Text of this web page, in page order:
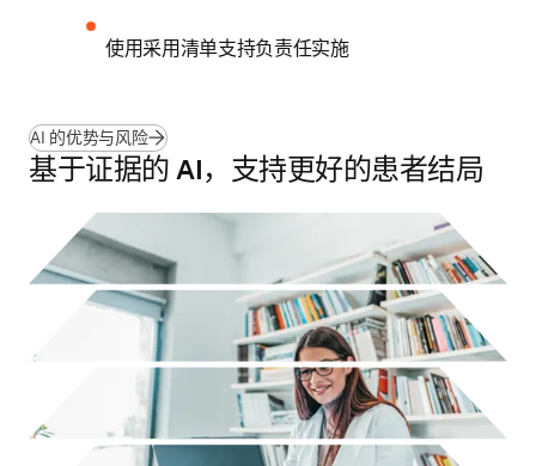
使用采用清单支持负责任实施
AI 的优势与风险
基于证据的 AI，支持更好的患者结局